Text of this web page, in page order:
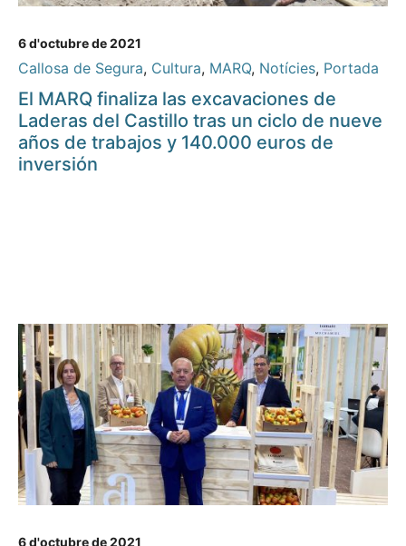
6 d'octubre de 2021
Callosa de Segura, Cultura, MARQ, Notícies, Portada
El MARQ finaliza las excavaciones de
Laderas del Castillo tras un ciclo de nueve
años de trabajos y 140.000 euros de
inversión
6 d'octubre de 2021